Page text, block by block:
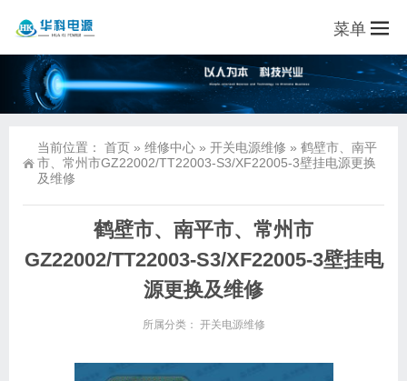
菜单
当前位置： 首页 » 维修中心 » 开关电源维修 » 鹤壁市、南平
市、常州市GZ22002/TT22003-S3/XF22005-3壁挂电源更换
及维修
鹤壁市、南平市、常州市
GZ22002/TT22003-S3/XF22005-3壁挂电
源更换及维修
所属分类： 开关电源维修